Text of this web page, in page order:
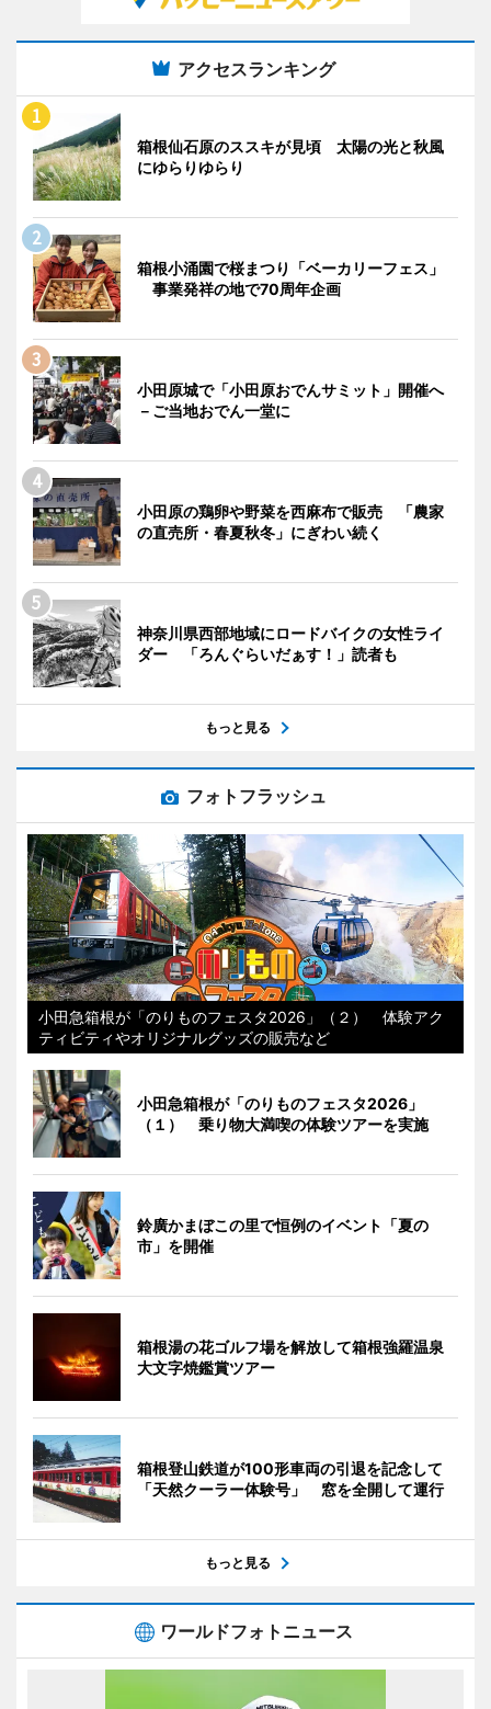
アクセスランキング
箱根仙石原のススキが見頃 太陽の光と秋風
にゆらりゆらり
箱根小涌園で桜まつり「ベーカリーフェス」
事業発祥の地で70周年企画
小田原城で「小田原おでんサミット」開催へ
－ご当地おでん一堂に
小田原の鶏卵や野菜を西麻布で販売 「農家
の直売所・春夏秋冬」にぎわい続く
神奈川県西部地域にロードバイクの女性ライ
ダー 「ろんぐらいだぁす！」読者も
もっと見る
フォトフラッシュ
小田急箱根が「のりものフェスタ2026」（２） 体験アク
ティビティやオリジナルグッズの販売など
小田急箱根が「のりものフェスタ2026」
（１） 乗り物大満喫の体験ツアーを実施
鈴廣かまぼこの里で恒例のイベント「夏の
市」を開催
箱根湯の花ゴルフ場を解放して箱根強羅温泉
大文字焼鑑賞ツアー
箱根登山鉄道が100形車両の引退を記念して
「天然クーラー体験号」 窓を全開して運行
もっと見る
ワールドフォトニュース